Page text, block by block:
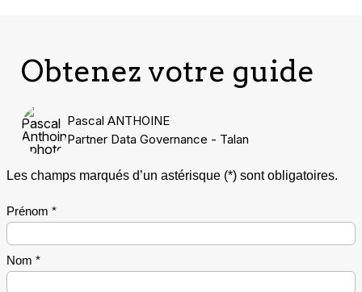
Obtenez votre guide
Pascal ANTHOINE
Partner Data Governance - Talan